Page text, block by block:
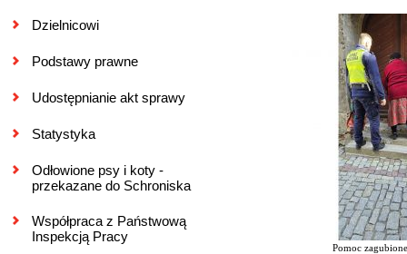
Dzielnicowi
Podstawy prawne
Udostępnianie akt sprawy
Statystyka
Odłowione psy i koty -
przekazane do Schroniska
Współpraca z Państwową
Inspekcją Pracy
Pomoc